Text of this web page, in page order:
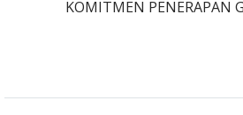
KOMITMEN PENERAPAN